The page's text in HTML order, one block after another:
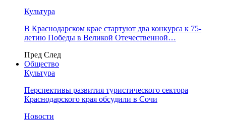
Культура
В Краснодарском крае стартуют два конкурса к 75-
летию Победы в Великой Отечественной…
Пред След
Общество
Культура
Перспективы развития туристического сектора
Краснодарского края обсудили в Сочи
Новости